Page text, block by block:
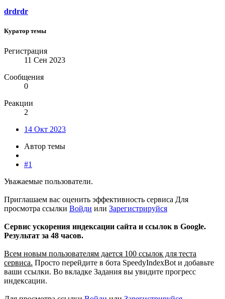
drdrdr
Куратор темы
Регистрация
11 Сен 2023
Сообщения
0
Реакции
2
14 Окт 2023
Автор темы
#1
Уважаемые пользователи.
Приглашаем вас оценить эффективность сервиса Для
просмотра ссылки Войди или Зарегистрируйся
Сервис ускорения индексации сайта и ссылок в Google.
Результат за 48 часов.
Всем новым пользователям дается 100 ссылок для теста
сервиса. Просто перейдите в бота SpeedyIndexBot и добавьте
ваши ссылки. Во вкладке Задания вы увидите прогресс
индексации.